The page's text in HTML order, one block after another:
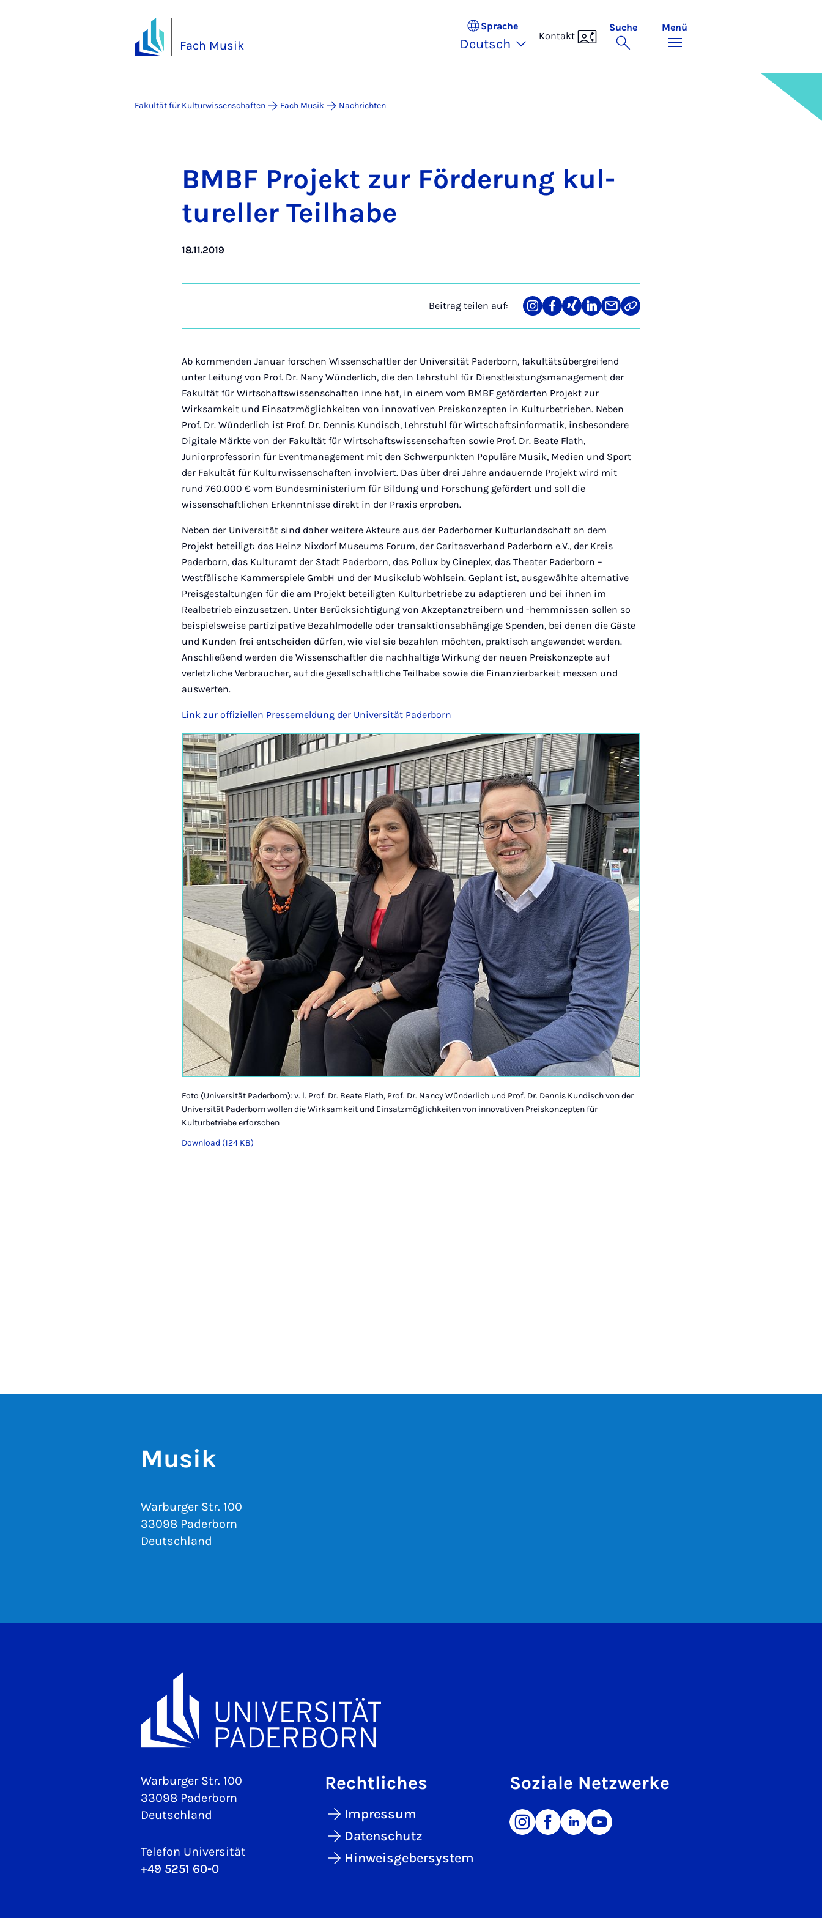
Fach Musik
Sprache
Deutsch
Kontakt
Suche Menü
Fakultät für Kulturwissenschaften Fach Musik Nachrichten
BMBF Pro­jekt zur För­de­rung kul­
tu­rel­ler Teil­ha­be
18.11.2019
Beitrag teilen auf:
Teilen
auf
Teilen
auf
Teilen
auf
Teilen
auf
Teilen
über
Mail
Link
kopieren
Ab kommenden Januar forschen Wissenschaftler der Universität Paderborn, fakultätsübergreifend
unter Leitung von Prof. Dr. Nany Wünderlich, die den Lehrstuhl für Dienstleistungsmanagement der
Fakultät für Wirtschaftswissenschaften inne hat, in einem vom BMBF geförderten Projekt zur
Wirksamkeit und Einsatzmöglichkeiten von innovativen Preiskonzepten in Kulturbetrieben. Neben
Prof. Dr. Wünderlich ist Prof. Dr. Dennis Kundisch, Lehrstuhl für Wirtschaftsinformatik, insbesondere
Digitale Märkte von der Fakultät für Wirtschaftswissenschaften sowie Prof. Dr. Beate Flath,
Juniorprofessorin für Eventmanagement mit den Schwerpunkten Populäre Musik, Medien und Sport
der Fakultät für Kulturwissenschaften involviert. Das über drei Jahre andauernde Projekt wird mit
rund 760.000 € vom Bundesministerium für Bildung und Forschung gefördert und soll die
wissenschaftlichen Erkenntnisse direkt in der Praxis erproben.
Neben der Universität sind daher weitere Akteure aus der Paderborner Kulturlandschaft an dem
Projekt beteiligt: das Heinz Nixdorf Museums Forum, der Caritasverband Paderborn e.V., der Kreis
Paderborn, das Kulturamt der Stadt Paderborn, das Pollux by Cineplex, das Theater Paderborn –
Westfälische Kammerspiele GmbH und der Musikclub Wohlsein. Geplant ist, ausgewählte alternative
Preisgestaltungen für die am Projekt beteiligten Kulturbetriebe zu adaptieren und bei ihnen im
Realbetrieb einzusetzen. Unter Berücksichtigung von Akzeptanztreibern und -hemmnissen sollen so
beispielsweise partizipative Bezahlmodelle oder transaktionsabhängige Spenden, bei denen die Gäste
und Kunden frei entscheiden dürfen, wie viel sie bezahlen möchten, praktisch angewendet werden.
Anschließend werden die Wissenschaftler die nachhaltige Wirkung der neuen Preiskonzepte auf
verletzliche Verbraucher, auf die gesellschaftliche Teilhabe sowie die Finanzierbarkeit messen und
auswerten.
Link zur offiziellen Pressemeldung der Universität Paderborn
Foto (Universität Paderborn): v. l. Prof. Dr. Beate Flath, Prof. Dr. Nancy Wünderlich und Prof. Dr. Dennis Kundisch von der
Universität Paderborn wollen die Wirksamkeit und Einsatzmöglichkeiten von innovativen Preiskonzepten für
Kulturbetriebe erforschen
Download (124 KB)
Musik
Warburger Str. 100
33098 Paderborn
Deutschland
Warburger Str. 100
33098 Paderborn
Deutschland
Telefon Universität
+49 5251 60-0
Rechtliches
Impressum
Datenschutz
Hinweisgebersystem
Soziale Netzwerke